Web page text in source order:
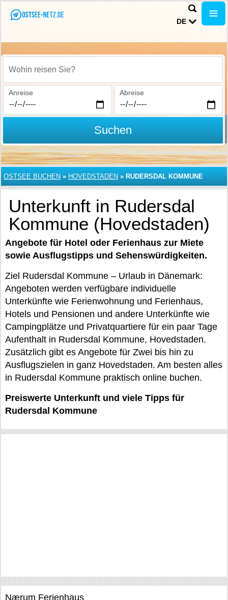
DE
Wohin reisen Sie?
Anreise Abreise
Suchen
OSTSEE BUCHEN » HOVEDSTADEN » RUDERSDAL KOMMUNE
Unterkunft in Rudersdal
Kommune (Hovedstaden)
Angebote für Hotel oder Ferienhaus zur Miete
sowie Ausflugstipps und Sehenswürdigkeiten.
Ziel Rudersdal Kommune – Urlaub in Dänemark:
Angeboten werden verfügbare individuelle
Unterkünfte wie Ferienwohnung und Ferienhaus,
Hotels und Pensionen und andere Unterkünfte wie
Campingplätze und Privatquartiere für ein paar Tage
Aufenthalt in Rudersdal Kommune, Hovedstaden.
Zusätzlich gibt es Angebote für Zwei bis hin zu
Ausflugszielen in ganz Hovedstaden. Am besten alles
in Rudersdal Kommune praktisch online buchen.
Preiswerte Unterkunft und viele Tipps für
Rudersdal Kommune
Nærum Ferienhaus